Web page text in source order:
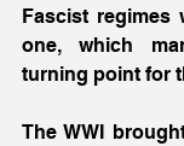
Fascist regimes
one, which
turning point for
The WWI